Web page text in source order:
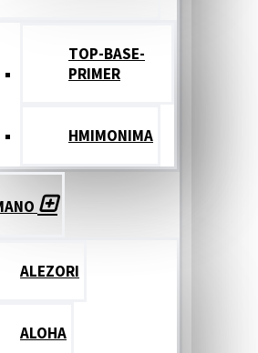
TOP-BASE-
PRIMER
ΗΜΙΜΟΝΙΜΑ
ALEZORI
ALOHA